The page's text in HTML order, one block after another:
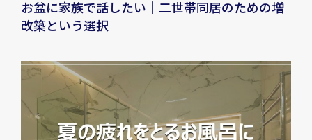
お盆に家族で話したい｜二世帯同居のための増
改築という選択